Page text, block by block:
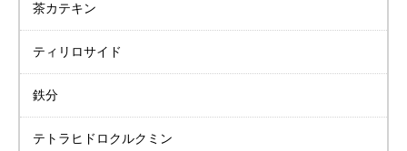
茶カテキン
ティリロサイド
鉄分
テトラヒドロクルクミン